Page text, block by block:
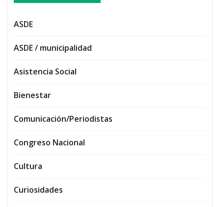
ASDE
ASDE / municipalidad
Asistencia Social
Bienestar
Comunicación/Periodistas
Congreso Nacional
Cultura
Curiosidades